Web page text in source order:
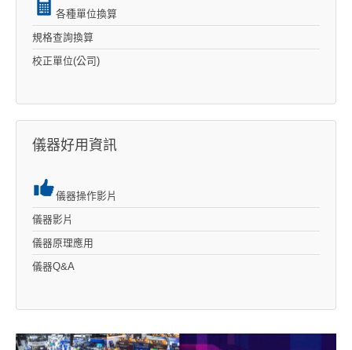
各種單位換算
規格查詢換算
校正單位(公司)
儀器好用資訊
儀器操作影片
儀器影片
儀器原理應用
儀器Q&A